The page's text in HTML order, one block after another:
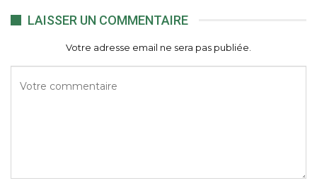
LAISSER UN COMMENTAIRE
Votre adresse email ne sera pas publiée.